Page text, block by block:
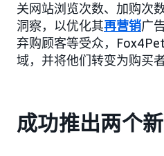
关网站浏览次数、加购次
洞察，以优化其再营销广
弃购顾客等受众，
域，并将他们转变为购买者
成功推出两个